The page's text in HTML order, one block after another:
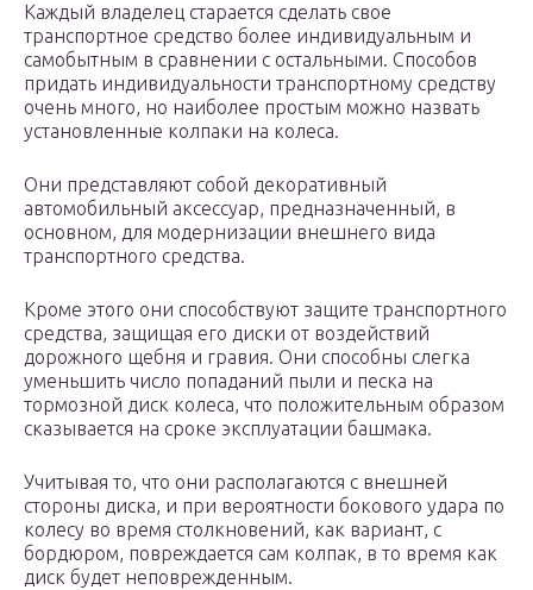
Каждый владелец старается сделать свое
транспортное средство более индивидуальным и
самобытным в сравнении с остальными. Способов
придать индивидуальности транспортному средству
очень много, но наиболее простым можно назвать
установленные колпаки на колеса.
Они представляют собой декоративный
автомобильный аксессуар, предназначенный, в
основном, для модернизации внешнего вида
транспортного средства.
Кроме этого они способствуют защите транспортного
средства, защищая его диски от воздействий
дорожного щебня и гравия. Они способны слегка
уменьшить число попаданий пыли и песка на
тормозной диск колеса, что положительным образом
сказывается на сроке эксплуатации башмака.
Учитывая то, что они располагаются с внешней
стороны диска, и при вероятности бокового удара по
колесу во время столкновений, как вариант, с
бордюром, повреждается сам колпак, в то время как
диск будет неповрежденным.